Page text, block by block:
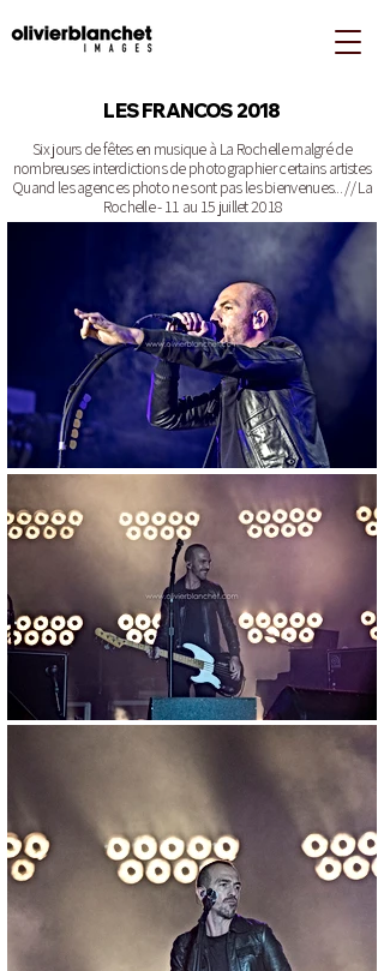
LES FRANCOS 2018
Six jours de fêtes en musique à La Rochelle malgré de
nombreuses interdictions de photographier certains artistes
Quand les agences photo ne sont pas les bienvenues... //La
Rochelle - 11 au 15 juillet 2018